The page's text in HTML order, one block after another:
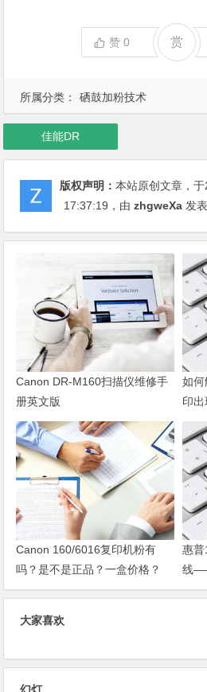
所属分类： 硒鼓加粉技术
赞0 赏
佳能DR
版权声明：本站原创文章，
17:37:19 ，由zhgweXa 发
Canon DR-M160扫描仪维修手
册英文版
如何
印
Canon 160/6016复印机粉有
吗？是不是正品？一盒价格？
惠普
线
大家喜欢
幻灯